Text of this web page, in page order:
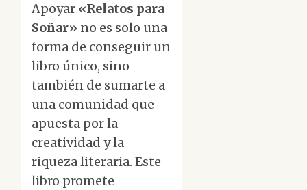
Apoyar «Relatos para
Soñar» no es solo una
forma de conseguir un
libro único, sino
también de sumarte a
una comunidad que
apuesta por la
creatividad y la
riqueza literaria. Este
libro promete